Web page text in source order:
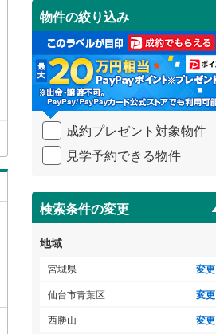
受
け
取
る
・
条
件
を
イ
ペ
ジ
に
保
存
す
る
物件の絞り込み
成約プレゼント対象物件
見学予約できる物件
検索条件の変更
地域
宮城県 変更
仙台市青葉区 変更
西勝山 変更
小学校まで1km以内（0）
間取り変更可能（0）
3階建て以上（ 0）